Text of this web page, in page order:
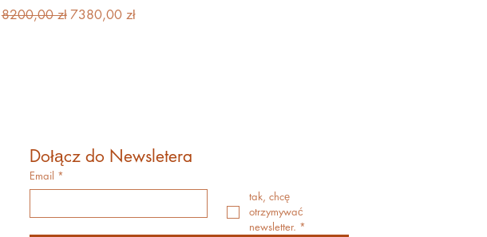
Regularna cena
8200,00 zł Cena rabatowa
7380,00 zł
Dołącz do Newsletera
Email *
tak, chcę
otrzymywać
newsletter. *